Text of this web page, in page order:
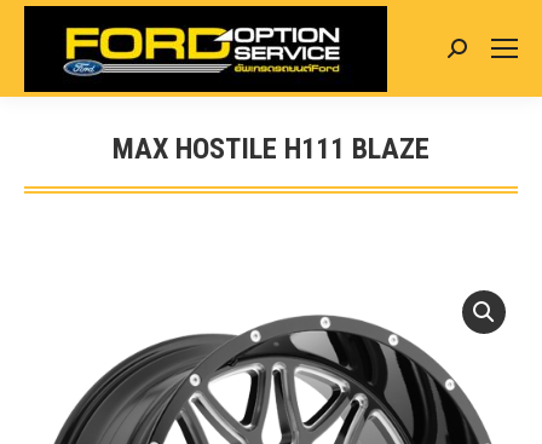
Search:
MAX HOSTILE H111 BLAZE
You are here: